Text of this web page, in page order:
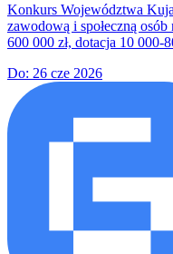
Konkurs Województwa
zawodową i społeczną
600 000 zł, dotacja 10 000-
Do: 26 cze 2026